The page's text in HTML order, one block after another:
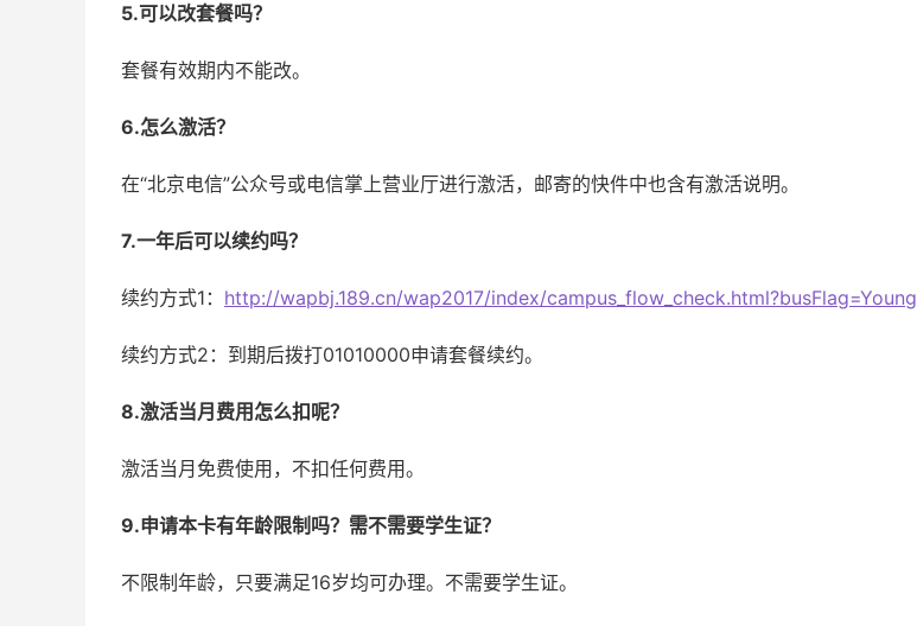
5.可以改套餐吗？
套餐有效期内不能改。
6.怎么激活？
在“北京电信”公众号或电信掌上营业厅进行激活，邮寄的快件中也含有激活说明。
7.一年后可以续约吗？
续约方式1： http://wapbj.189.cn/wap2017/index/campus_flow_check.html?busFlag=Young
续约方式2：到期后拨打01010000申请套餐续约。
8.激活当月费用怎么扣呢？
激活当月免费使用，不扣任何费用。
9.申请本卡有年龄限制吗？需不需要学生证？
不限制年龄，只要满足16岁均可办理。不需要学生证。